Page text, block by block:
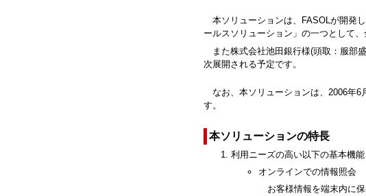
本ソリューションは、FASOLが開発
ールスソリューション」の一つとして
また株式会社池田銀行様(頭取：服部
次展開される予定です。
なお、本ソリューションは、2006年6
す。
本ソリューションの特長
利用ニーズの高い以下の基本機能
オンラインでの情報照会
お客様情報を端末内に